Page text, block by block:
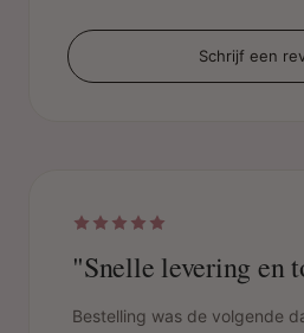
Schrijf een
"Snelle levering en
Bestelling was de volgende